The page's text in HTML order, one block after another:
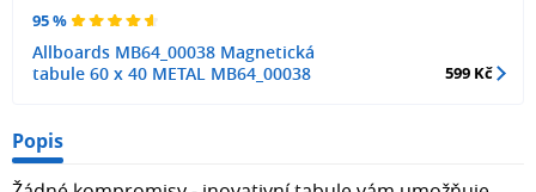
95 %
Allboards MB64_00038 Magnetická
tabule 60 x 40 METAL MB64_00038
599 Kč
Popis